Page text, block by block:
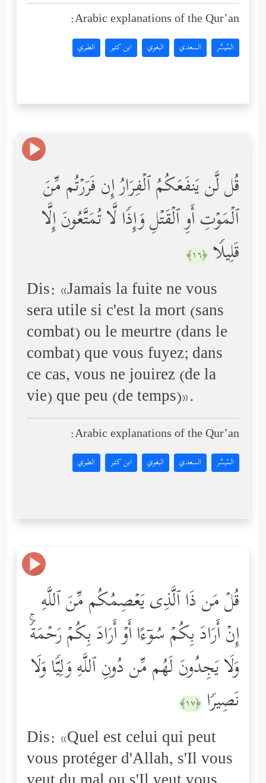
Arabic explanations of the Qur’an:
المُيسَّر السعدي البغوي ابن كثير الطبري
قُل لَّن یَنفَعَكُمُ ٱلۡفِرَارُ إِن فَرَرۡتُم مِّنَ
ٱلۡمَوۡتِ أَوِ ٱلۡقَتۡلِ وَإِذࣰا لَّا تُمَتَّعُونَ إِلَّا
قَلِیلࣰا ﴿١٦﴾
Dis: «Jamais la fuite ne vous
sera utile si c'est la mort (sans
combat) ou le meurtre (dans le
combat) que vous fuyez; dans
ce cas, vous ne jouirez (de la
vie) que peu (de temps)».
Arabic explanations of the Qur’an:
المُيسَّر السعدي البغوي ابن كثير الطبري
قُلۡ مَن ذَا ٱلَّذِی یَعۡصِمُكُم مِّنَ ٱللَّهِ
إِنۡ أَرَادَ بِكُمۡ سُوۤءًا أَوۡ أَرَادَ بِكُمۡ رَحۡمَةࣰۚ
وَلَا یَجِدُونَ لَهُم مِّن دُونِ ٱللَّهِ وَلِیࣰّا وَلَا
نَصِیرࣰا ﴿١٧﴾
Dis: «Quel est celui qui peut
vous protéger d'Allah, s'Il vous